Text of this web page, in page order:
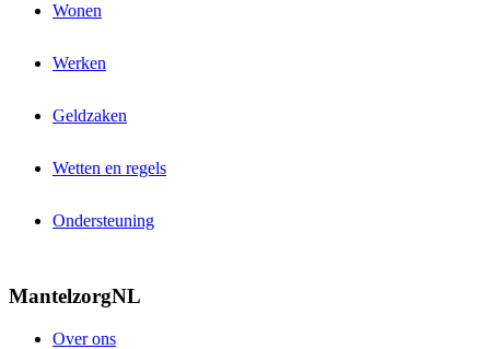
Wonen
Werken
Geldzaken
Wetten en regels
Ondersteuning
MantelzorgNL
Over ons